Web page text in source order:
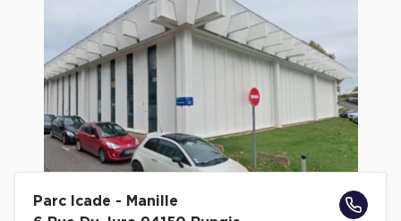
Parc Icade - Manille